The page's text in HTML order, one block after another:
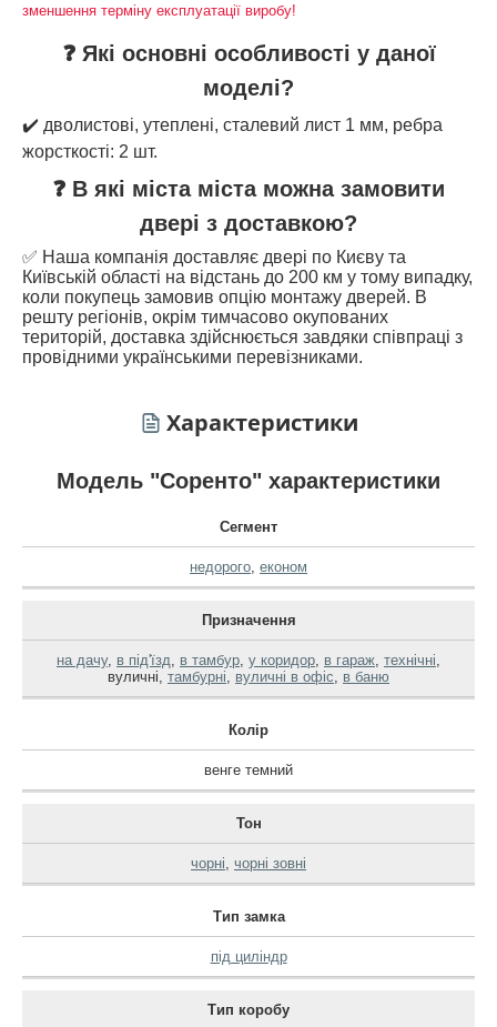
зменшення терміну експлуатації виробу!
❓ Які основні особливості у даної
моделі?
✔️ дволистові, утеплені, сталевий лист 1 мм, ребра
жорсткості: 2 шт.
❓ В які міста міста можна замовити
двері з доставкою?
✅ Наша компанія доставляє двері по Києву та
Київській області на відстань до 200 км у тому випадку,
коли покупець замовив опцію монтажу дверей. В
решту регіонів, окрім тимчасово окупованих
територій, доставка здійснюється завдяки співпраці з
провідними українськими перевізниками.
Характеристики
Модель "Соренто" характеристики
Сегмент
недорого, економ
Призначення
на дачу, в під'їзд, в тамбур, у коридор, в гараж, технічні,
вуличні, тамбурні, вуличні в офіс, в баню
Колір
венге темний
Тон
чорні, чорні зовні
Тип замка
під циліндр
Тип коробу